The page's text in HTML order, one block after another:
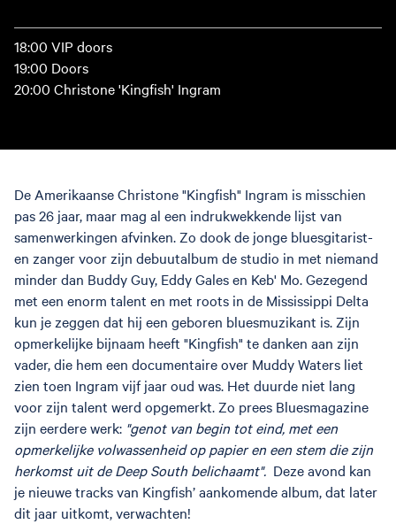
18:00 VIP doors
19:00 Doors
20:00 Christone 'Kingfish' Ingram
De Amerikaanse Christone "Kingfish" Ingram is misschien
pas 26 jaar, maar mag al een indrukwekkende lijst van
samenwerkingen afvinken. Zo dook de jonge bluesgitarist-
en zanger voor zijn debuutalbum de studio in met niemand
minder dan Buddy Guy, Eddy Gales en Keb' Mo. Gezegend
met een enorm talent en met roots in de Mississippi Delta
kun je zeggen dat hij een geboren bluesmuzikant is. Zijn
opmerkelijke bijnaam heeft "Kingfish" te danken aan zijn
vader, die hem een documentaire over Muddy Waters liet
zien toen Ingram vijf jaar oud was. Het duurde niet lang
voor zijn talent werd opgemerkt. Zo prees Bluesmagazine
zijn eerdere werk: "genot van begin tot eind, met een
opmerkelijke volwassenheid op papier en een stem die zijn
herkomst uit de Deep South belichaamt". Deze avond kan
je nieuwe tracks van Kingfish’ aankomende album, dat later
dit jaar uitkomt, verwachten!